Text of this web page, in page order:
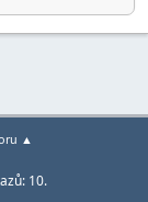
▲
10.